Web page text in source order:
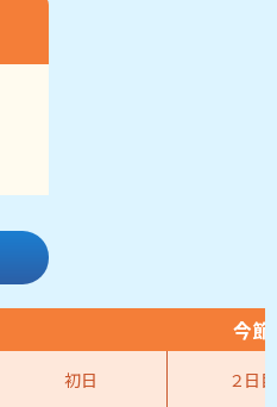
今節
初日 ２日目